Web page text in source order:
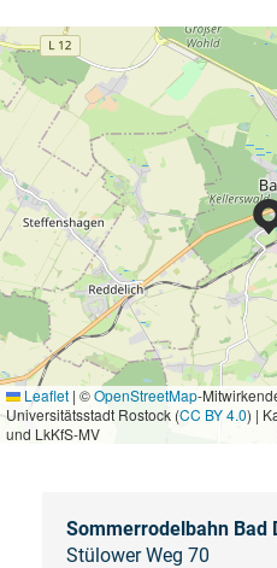
Leaflet | ©OpenStreetMap-
Universitätsstadt Rostock (CC BY 4.0) |
und LkKfS-MV
Sommerrodelbahn Bad
Stülower Weg 70